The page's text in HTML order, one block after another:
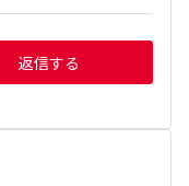
返信する